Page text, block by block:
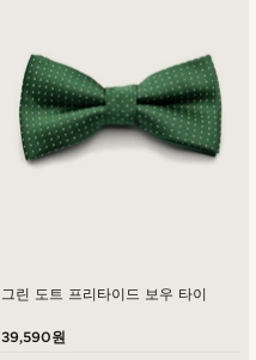
그린 도트 프리타이드 보우 타이
39,590원